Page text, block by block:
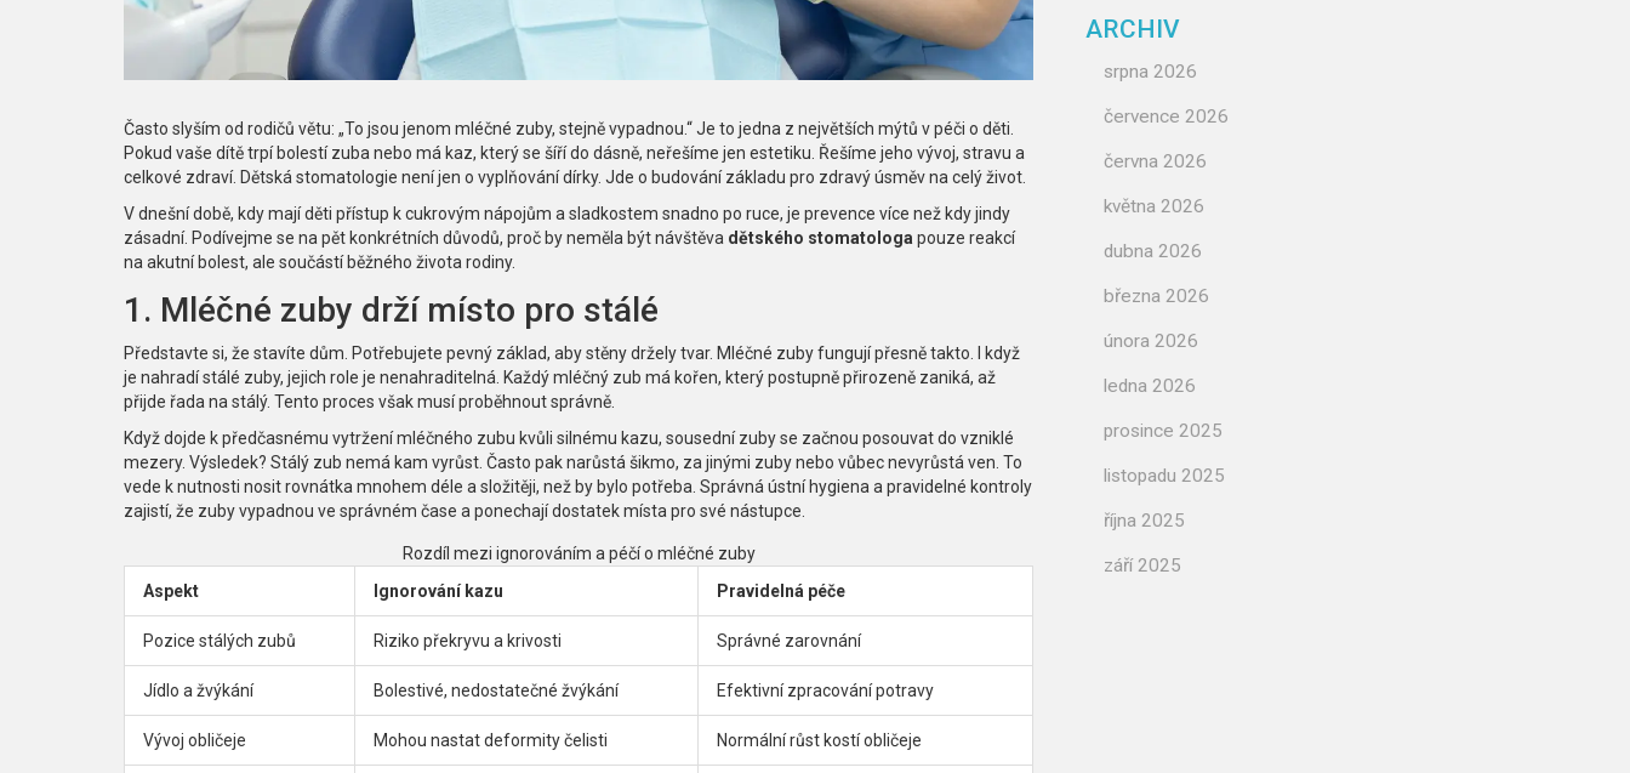
Často slyším od rodičů větu: „To jsou jenom mléčné zuby, stejně vypadnou.“ Je to jedna z největších mýtů v péči o děti.
Pokud vaše dítě trpí bolestí zuba nebo má kaz, který se šíří do dásně, neřešíme jen estetiku. Řešíme jeho vývoj, stravu a
celkové zdraví. Dětská stomatologie není jen o vyplňování dírky. Jde o budování základu pro zdravý úsměv na celý život.
V dnešní době, kdy mají děti přístup k cukrovým nápojům a sladkostem snadno po ruce, je prevence více než kdy jindy
zásadní. Podívejme se na pět konkrétních důvodů, proč by neměla být návštěva dětského stomatologa pouze reakcí
na akutní bolest, ale součástí běžného života rodiny.
1. Mléčné zuby drží místo pro stálé
Představte si, že stavíte dům. Potřebujete pevný základ, aby stěny držely tvar. Mléčné zuby fungují přesně takto. I když
je nahradí stálé zuby, jejich role je nenahraditelná. Každý mléčný zub má kořen, který postupně přirozeně zaniká, až
přijde řada na stálý. Tento proces však musí proběhnout správně.
Když dojde k předčasnému vytržení mléčného zubu kvůli silnému kazu, sousední zuby se začnou posouvat do vzniklé
mezery. Výsledek? Stálý zub nemá kam vyrůst. Často pak narůstá šikmo, za jinými zuby nebo vůbec nevyrůstá ven. To
vede k nutnosti nosit rovnátka mnohem déle a složitěji, než by bylo potřeba. Správná ústní hygiena a pravidelné kontroly
zajistí, že zuby vypadnou ve správném čase a ponechají dostatek místa pro své nástupce.
Rozdíl mezi ignorováním a péčí o mléčné zuby
Aspekt
Ignorování kazu Pravidelná péče
Pozice stálých zubů Riziko překryvu a krivosti Správné zarovnání
Jídlo a žvýkání Bolestivé, nedostatečné žvýkání Efektivní zpracování potravy
Vývoj obličeje Mohou nastat deformity čelisti Normální růst kostí obličeje
ARCHIV
srpna 2026
července 2026
června 2026
května 2026
dubna 2026
března 2026
února 2026
ledna 2026
prosince 2025
listopadu 2025
října 2025
září 2025